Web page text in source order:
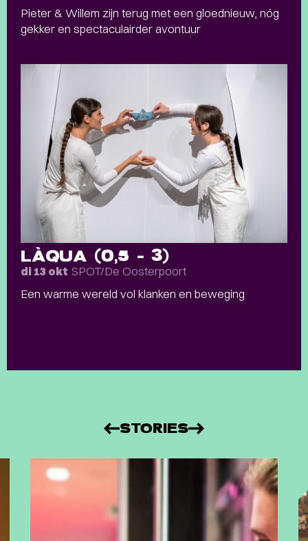
Pieter & Willem zijn terug met een gloednieuw, nóg
gekker en spectaculairder avontuur
LÀQUA (0,5 – 3)
di 13 okt SPOT/De Oosterpoort
Een warme wereld vol klanken en beweging
STORIES